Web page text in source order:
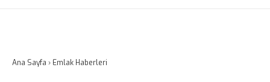
Ana Sayfa › Emlak Haberleri